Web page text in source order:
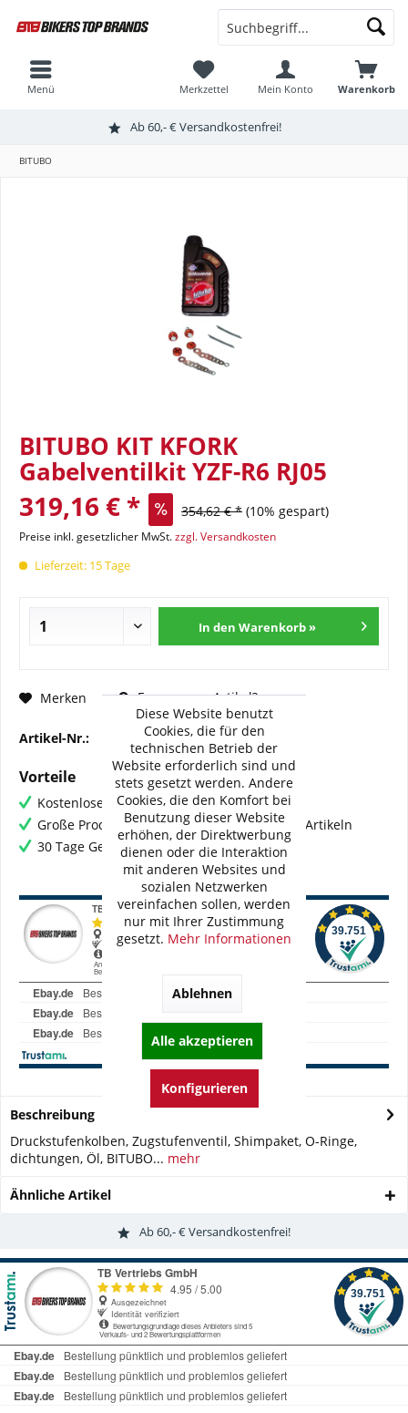
Ab 60,- € Versandkostenfrei!
Warenkorb
Merkzettel Mein Konto
Menü
BITUBO
BITUBO KIT KFORK
Gabelventilkit YZF-R6 RJ05
319,16 € * 354,62 € * (10% gespart)
Preise inkl. gesetzlicher MwSt.zzgl. Versandkosten
Lieferzeit: 15 Tage
In den Warenkorb »
Merken Fragen zum Artikel?
Artikel-Nr.: BI-KFORK010
Vorteile
Kostenloser Versand ab € 60,- Bestellwert
Große Produktauswahl mit mehr als 80.000 Artikeln
30 Tage Geld-Zurück-Garantie
Beschreibung
Druckstufenkolben, Zugstufenventil, Shimpaket, O-Ringe,
dichtungen, Öl, BITUBO... mehr
Ähnliche Artikel
Ab 60,- € Versandkostenfrei!
Diese Website benutzt
Cookies, die für den
technischen Betrieb der
Website erforderlich sind und
stets gesetzt werden. Andere
Cookies, die den Komfort bei
Benutzung dieser Website
erhöhen, der Direktwerbung
dienen oder die Interaktion
mit anderen Websites und
sozialen Netzwerken
vereinfachen sollen, werden
nur mit Ihrer Zustimmung
gesetzt. Mehr Informationen
Ablehnen
Alle akzeptieren
Konfigurieren